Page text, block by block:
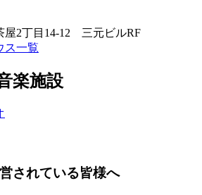
屋2丁目14-12 三元ビルRF
ス一覧
楽施設
されている皆様へ